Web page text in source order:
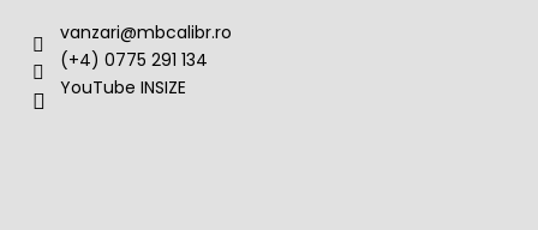
vanzari@mbcalibr.ro
(+4) 0775 291 134
YouTube INSIZE